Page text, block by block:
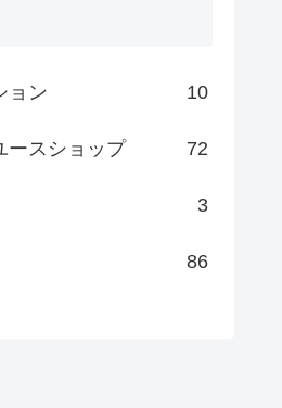
ョン 10
ースショップ 72
3
86